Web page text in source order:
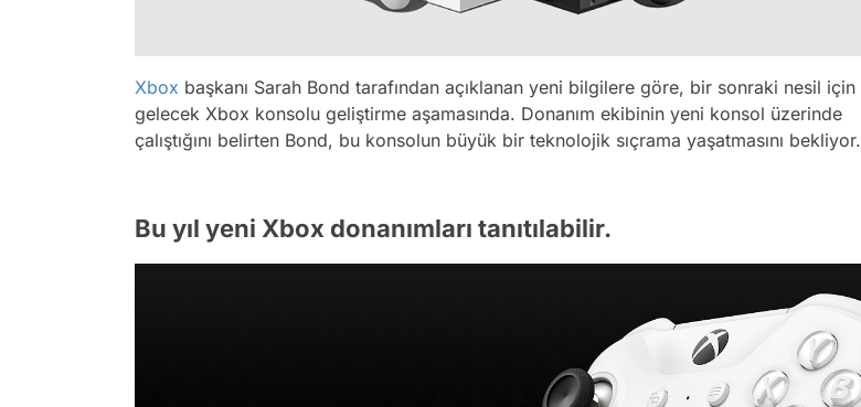
Xbox başkanı Sarah Bond tarafından açıklanan yeni bilgilere göre, bir sonraki nesil için
gelecek Xbox konsolu geliştirme aşamasında. Donanım ekibinin yeni konsol üzerinde
çalıştığını belirten Bond, bu konsolun büyük bir teknolojik sıçrama yaşatmasını bekliyor.
Bu yıl yeni Xbox donanımları tanıtılabilir.